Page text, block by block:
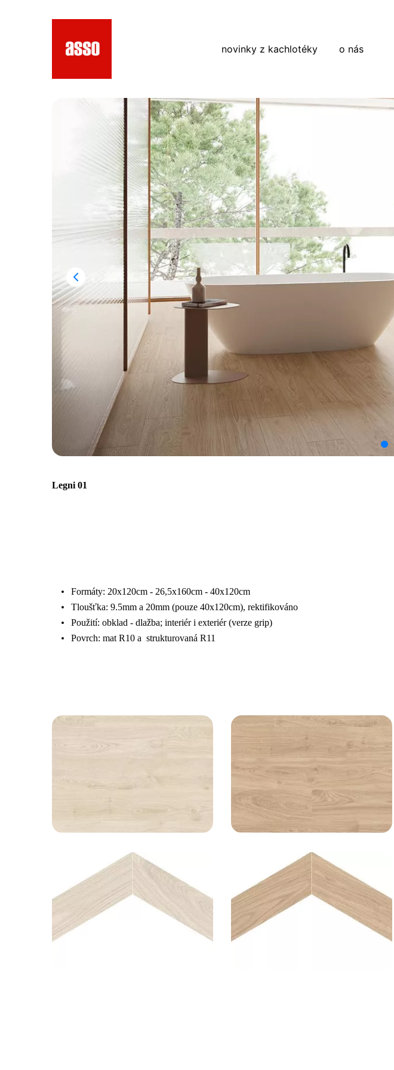
novinky z kachlotéky o nás
Legni 01
Formáty: 20x120cm - 26,5x160cm - 40x120cm
Tloušťka: 9.5mm a 20mm (pouze 40x120cm), rektifikováno
Použití: obklad - dlažba; interiér i exteriér (verze grip)
Povrch: mat R10 a strukturovaná R11